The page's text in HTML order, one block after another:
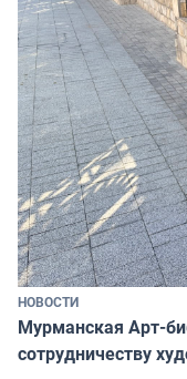
НОВОСТИ
Мурманская Арт-
сотрудничеству